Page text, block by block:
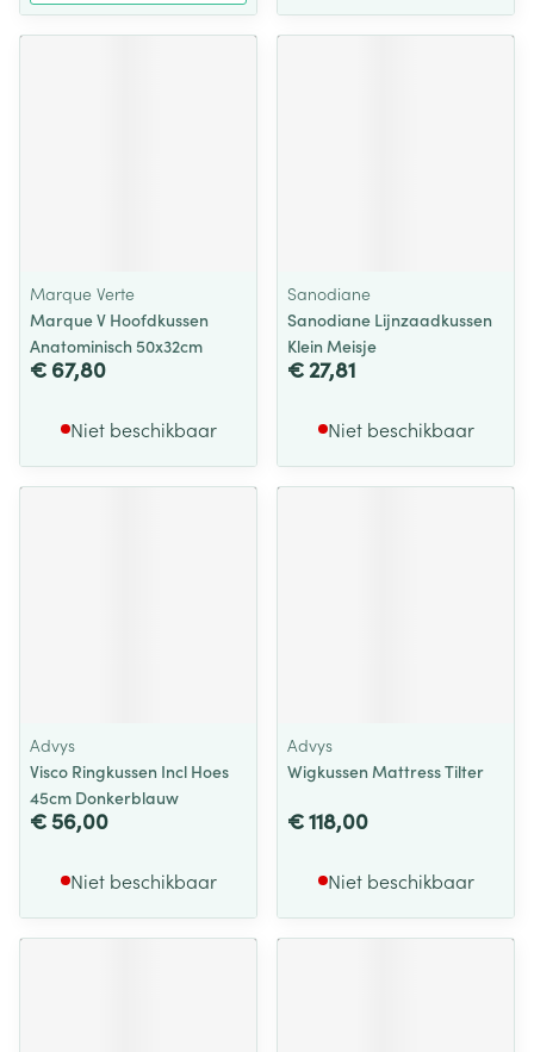
Marque Verte
Marque V Hoofdkussen
Anatominisch 50x32cm
€ 67,80
Niet beschikbaar
Sanodiane
Sanodiane Lijnzaadkussen
Klein Meisje
€ 27,81
Niet beschikbaar
Advys
Visco Ringkussen Incl Hoes
45cm Donkerblauw
€ 56,00
Niet beschikbaar
Advys
Wigkussen Mattress Tilter
€ 118,00
Niet beschikbaar